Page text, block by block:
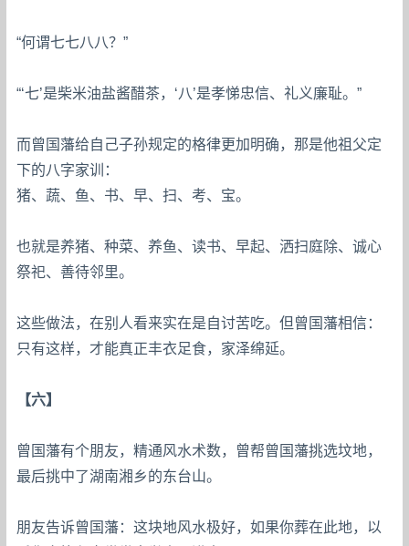
“何谓七七八八？”
“‘七’是柴米油盐酱醋茶，‘八’是孝悌忠信、礼义廉耻。”
而曾国藩给自己子孙规定的格律更加明确，那是他祖父定
下的八字家训：
猪、蔬、鱼、书、早、扫、考、宝。
也就是养猪、种菜、养鱼、读书、早起、洒扫庭除、诚心
祭祀、善待邻里。
这些做法，在别人看来实在是自讨苦吃。但曾国藩相信：
只有这样，才能真正丰衣足食，家泽绵延。
【六】
曾国藩有个朋友，精通风水术数，曾帮曾国藩挑选坟地，
最后挑中了湖南湘乡的东台山。
朋友告诉曾国藩：这块地风水极好，如果你葬在此地，以